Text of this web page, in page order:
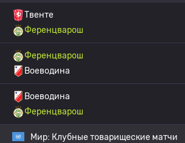
Твенте
Ференцварош
Ференцварош
Воеводина
Воеводина
Ференцварош
Мир: Клубные товарищеские матчи